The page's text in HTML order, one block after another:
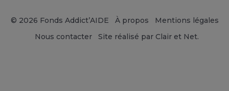
© 2026 Fonds Addict’AIDE À propos
Mentions légales
Nous contacter
Site réalisé par Clair et Net.